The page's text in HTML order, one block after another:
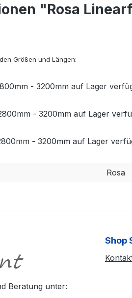
"Rosa
Größen und Längen:
- 3200mm auf Lager
- 3200mm auf Lager
- 3200mm auf Lager
Rosa
Beratung unter:
Shop